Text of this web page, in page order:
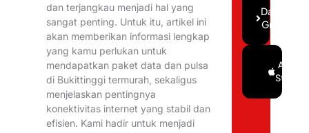
dan terjangkau menjadi hal yang
sangat penting. Untuk itu, artikel ini
akan memberikan informasi lengkap
yang kamu perlukan untuk
mendapatkan paket data dan pulsa
di Bukittinggi termurah, sekaligus
menjelaskan pentingnya
konektivitas internet yang stabil dan
efisien. Kami hadir untuk menjadi
Daftar
Gratis
Google
Play
App
Store